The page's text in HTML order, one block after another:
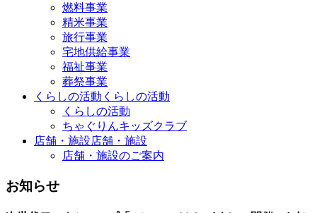
燃料事業
精米事業
旅行事業
宅地供給事業
福祉事業
葬祭事業
くらしの活動 くらしの活動
くらしの活動
ちゃぐりんキッズクラブ
店舗・施設店舗・施設
店舗・施設のご案内
お知らせ